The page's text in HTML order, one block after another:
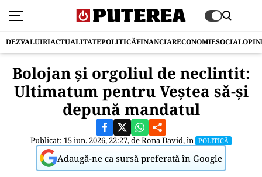
DEZVALUIRIACTUALITATEPOLITICĂFINANCIARECONOMIESOCIAL
Bolojan și orgoliul de neclintit:
Ultimatum pentru Veștea să-și
depună mandatul
Publicat: 15 iun. 2026, 22:27, deRona David, în POLITICĂ
Adaugă-ne ca sursă preferată în Google